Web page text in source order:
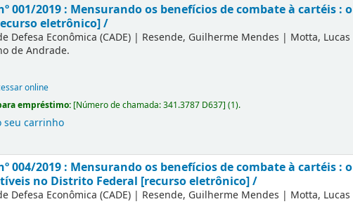
001/2019 : Mensurando os benefícios de combate à cartéis : o
eletrônico] /
Defesa Econômica (CADE) | Resende, Guilherme Mendes | Motta, Lucas
de Andrade.
online
empréstimo: [Número de chamada:341.3787 D637](1).
seu carrinho
004/2019 : Mensurando os benefícios de combate à cartéis : o
no Distrito Federal [recurso eletrônico] /
Defesa Econômica (CADE) | Resende, Guilherme Mendes | Motta, Lucas